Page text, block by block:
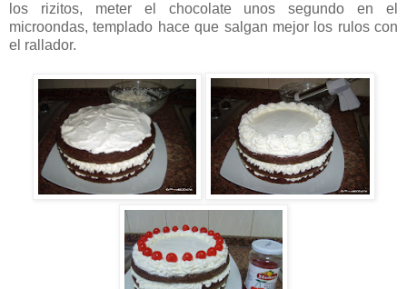
los rizitos, meter el chocolate unos segundo en el
microondas, templado hace que salgan mejor los rulos con
el rallador.